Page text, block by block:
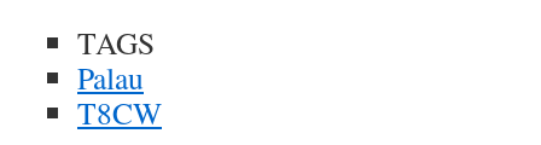
TAGS
Palau
T8CW